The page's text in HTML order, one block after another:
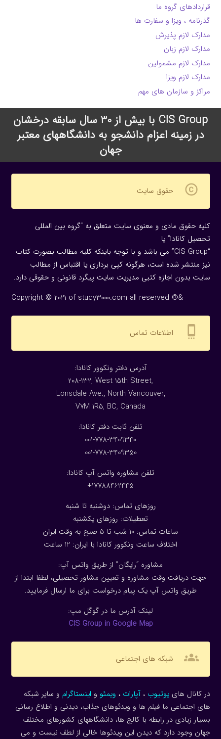
قراردادهای گروه ما
گذرنامه ، ویزا و سفارت ها
مدارک لازم پذیرش
مدارک لازم زبان
مدارک لازم مشمولین
مدارک لازم ویزا
مراکز و سازمان های مهم
CIS Group با بیش از 30 سال سابقه درخشان
در زمینه اعزام دانشجو به دانشگاههای معتبر
جهان
copyright حقوق سایت
کلیه حقوق مادی و معنوی سایت متعلق به “گروه بین المللی
تحصیل کانادا” یا
“CIS Group” می باشد و با توجه باینکه کلیه مطالب بصورت کتاب
نیز منتشر شده است، هرگونه كپی برداری یا اقتباس از مطالب
سایت بدون اجازه كتبی مدیریت سایت پیگرد قانونی و حقوقی دارد.
Copyright © 2021 of study3000.com all reserved ®&
settings_cell اطلاعات تماس
:آدرس دفتر ونکوور کانادا
208-132, West 15th Street,
Lonsdale Ave., North Vancouver,
V7M 1R5, BC, Canada
:تلفن ثابت دفتر کانادا
001-778-3409340
001-778-3409350
تلفن مشاوره واتس آپ کانادا:
17788462445+
روزهای تماس: دوشنبه تا شنبه
تعطیلات: روزهای یکشنبه
ساعات تماس: 10 شب تا 5 صبح به وقت ایران
اختلاف ساعت ونکوور کانادا با ایران: 1 2 ساعت
مشاوره “رایگان” از طریق واتس آپ:
جهت دریافت وقت مشاوره و تعیین مشاور تحصیلی، لطفا ابتدا از
طریق واتس آپ یک پیام درخواست برای ما ارسال فرمایید.
لینک آدرس ما در گوگل مپ:
CIS Group in Google Map
groups شبکه های اجتماعی
در کانال هاییوتیوب ، آپارات ، ویمئو و اینستاگرام و سایر شبکه
های اجتماعی ما فیلم ها و ویدئوهای جذاب، دیدنی و اطلاع رسانی
بسیار زیادی در رابطه با کالج ها، دانشگاههای کشورهای مختلف
جهان وجود دارد که دیدن این ویدئوها خالی از لطف نیست و می